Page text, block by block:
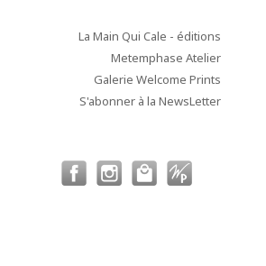
La Main Qui Cale - éditions
Metemphase Atelier
Galerie Welcome Prints
S'abonner à la NewsLetter